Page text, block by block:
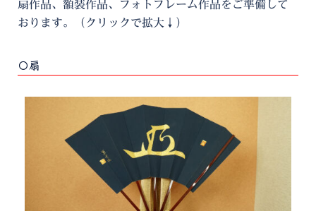
扇作品、額装作品、フォトフレーム作品をご準備して
おります。（クリックで拡大↓）
〇扇